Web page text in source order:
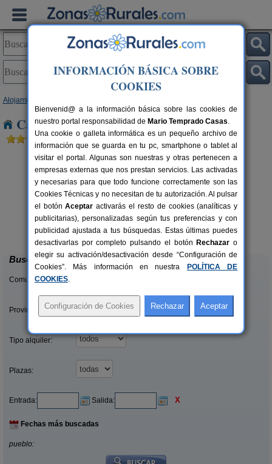
Alojamientos
Casas Rurales cerca de Aranguren
2-12+2 pers.
desde27 €
Casa Rural Ogoño Mendi
Elantxobe (Vizcaya)
Buscar
Comunidades:
Provincias/Islas:
Tipo alquiler:
Plazas:
Entrada: Salida: X
Fechas más buscadas
pueblo:
INFORMACIÓN BÁSICA SOBRE
COOKIES
Bienvenid@ a la información básica sobre las cookies de
nuestro portal responsabilidad de Mario Temprado Casas.
Una cookie o galleta informática es un pequeño archivo de
información que se guarda en tu pc, smartphone o tablet al
visitar el portal. Algunas son nuestras y otras pertenecen a
empresas externas que nos prestan servicios. Las activadas
y necesarias para que todo funcione correctamente son las
Cookies Técnicas y no necesitan de tu autorización. Al pulsar
el botónAceptar activarás el resto de cookies (analíticas y
publicitarias), personalizadas según tus preferencias y con
publicidad ajustada a tus búsquedas. Estas últimas puedes
desactivarlas por completo pulsando el botón Rechazar o
elegir su activación/desactivación desde “Configuración de
Cookies”. Más información en nuestra
POLÍTICA DE
COOKIES.